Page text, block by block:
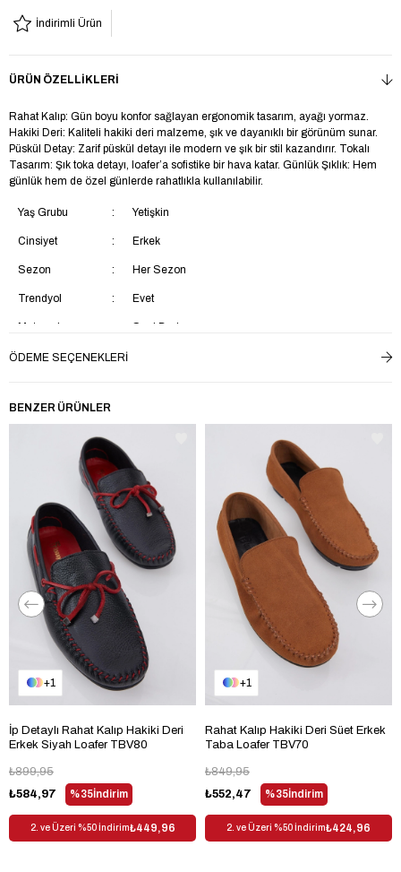
İndirimli Ürün
ÜRÜN ÖZELLIKLERI
Rahat Kalıp: Gün boyu konfor sağlayan ergonomik tasarım, ayağı yormaz.
Hakiki Deri: Kaliteli hakiki deri malzeme, şık ve dayanıklı bir görünüm sunar.
Püskül Detay: Zarif püskül detayı ile modern ve şık bir stil kazandırır. Tokalı
Tasarım: Şık toka detayı, loafer’a sofistike bir hava katar. Günlük Şıklık: Hem
günlük hem de özel günlerde rahatlıkla kullanılabilir.
Yaş Grubu Yetişkin
Cinsiyet Erkek
Sezon Her Sezon
Trendyol Evet
Materyal Suni Deri
Topuk Tipi
Menşei
ÖDEME SEÇENEKLERI
BENZER ÜRÜNLER
1
İp Detaylı Rahat Kalıp Hakiki Deri
Erkek Siyah Loafer TBV80
%35İndirim
₺584,97
₺899,95
2. ve Üzeri %50 İndirim₺449,96
1
Rahat Kalıp Hakiki Deri Süet Erkek
Taba Loafer TBV70
%35İndirim
₺552,47
₺849,95
2. ve Üzeri %50 İndirim₺424,96